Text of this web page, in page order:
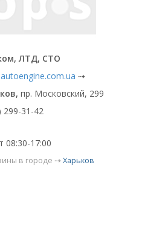
ЛТД, СТО
⇢
пр. Московский, 299
299-31-42
08:30-17:00
в городе ⇢ Харьков